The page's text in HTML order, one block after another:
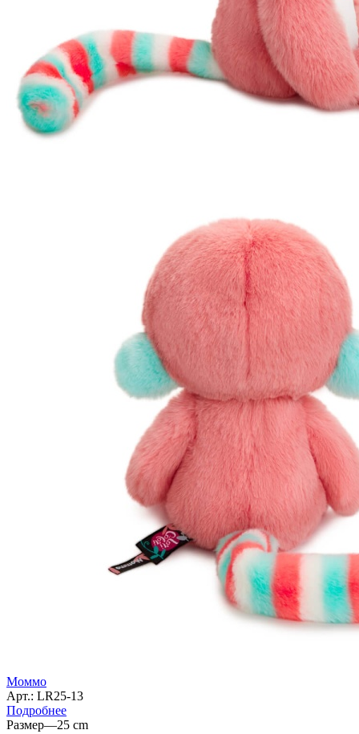
Моммо
Арт.: LR25-13
Подробнее
Размер—25 cm